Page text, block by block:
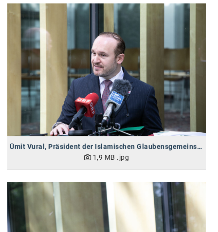
Ümit Vural, Präsident der Islamischen Glaubensgemeinschaft
1,9 MB .jpg